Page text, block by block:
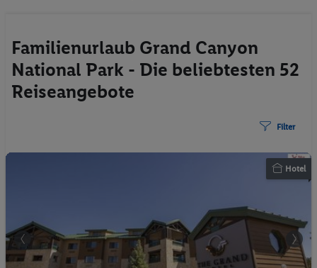
Familienurlaub Grand Canyon
National Park - Die beliebtesten 52
Reiseangebote
Filter
Hotel